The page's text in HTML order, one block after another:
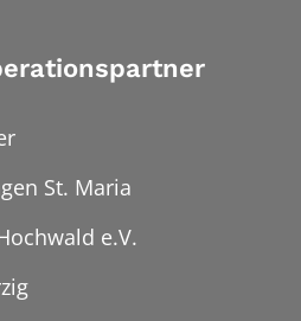
St. Maria
e.V.